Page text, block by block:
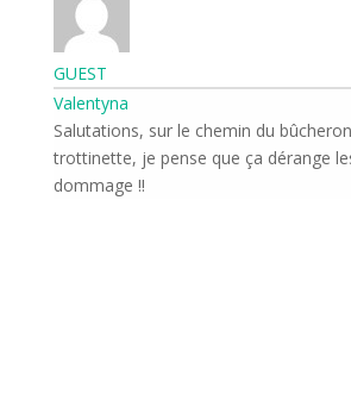
GUEST
Valentyna
Salutations, sur le chemin du
trottinette, je pense que ça dérange
dommage !!